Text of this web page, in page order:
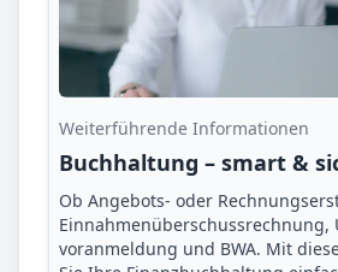
Weiterführende Informationen
Buchhaltung – smart &
Ob Angebots- oder
Einnahmenüberschuss­rechnung,
voranmeldung und BWA. Mit